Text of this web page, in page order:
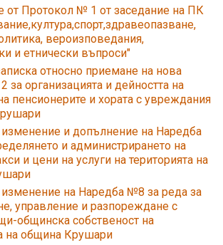
от Протокол № 1 от заседание на ПК
вероизповедания,
и етнически въпроси"
относно приемане на нова
за организацията и дейността на
пенсионерите и хората с увреждания
и допълнение на Наредба
и администрирането на
и цени на услуги на територията на
на Наредба №8 за реда за
управление и разпореждане с
общинска собственост на
на община Крушари